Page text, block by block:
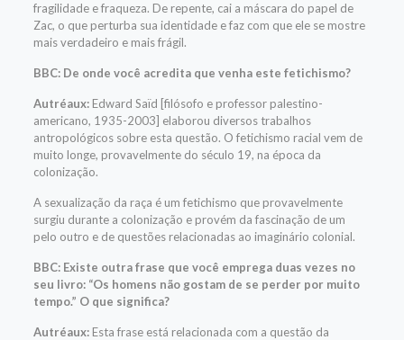
fragilidade e fraqueza. De repente, cai a máscara do papel de
Zac, o que perturba sua identidade e faz com que ele se mostre
mais verdadeiro e mais frágil.
BBC: De onde você acredita que venha este fetichismo?
Autréaux:Edward Saïd [filósofo e professor palestino-
americano, 1935-2003] elaborou diversos trabalhos
antropológicos sobre esta questão. O fetichismo racial vem de
muito longe, provavelmente do século 19, na época da
colonização.
A sexualização da raça é um fetichismo que provavelmente
surgiu durante a colonização e provém da fascinação de um
pelo outro e de questões relacionadas ao imaginário colonial.
BBC: Existe outra frase que você emprega duas vezes no
seu livro: “Os homens não gostam de se perder por muito
tempo.” O que significa?
Autréaux: Esta frase está relacionada com a questão da